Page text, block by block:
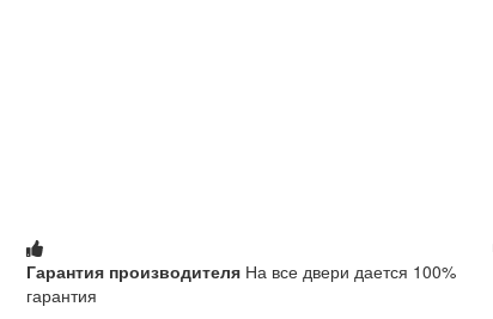
Гарантия производителя На все двери дается 100%
гарантия